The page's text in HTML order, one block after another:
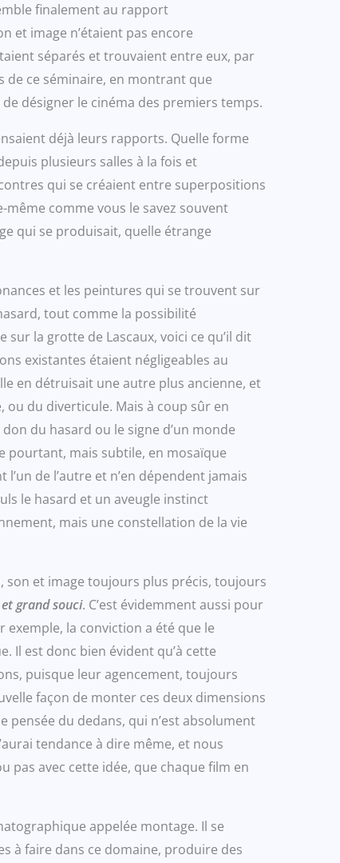
finalement au rapport
et image n’étaient pas encore
séparés et trouvaient entre eux, par
de ce séminaire, en montrant que
désigner le cinéma des premiers temps.
déjà leurs rapports. Quelle forme
plusieurs salles à la fois et
qui se créaient entre superpositions
comme vous le savez souvent
qui se produisait, quelle étrange
et les peintures qui se trouvent sur
tout comme la possibilité
la grotte de Lascaux, voici ce qu’il dit
existantes étaient négligeables au
en détruisait une autre plus ancienne, et
ou du diverticule. Mais à coup sûr en
du hasard ou le signe d’un monde
pourtant, mais subtile, en mosaïque
de l’autre et n’en dépendent jamais
le hasard et un aveugle instinct
mais une constellation de la vie
son et image toujours plus précis, toujours
grand souci. C’est évidemment aussi pour
la conviction a été que le
Il est donc bien évident qu’à cette
puisque leur agencement, toujours
façon de monter ces deux dimensions
pensée du dedans, qui n’est absolument
tendance à dire même, et nous
pas avec cette idée, que chaque film en
appelée montage. Il se
à faire dans ce domaine, produire des